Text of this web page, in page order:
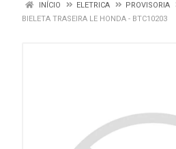
INÍCIO ELETRICA
PROVISORIA
BIELETA TRASEIRA LE HONDA - BTC10203